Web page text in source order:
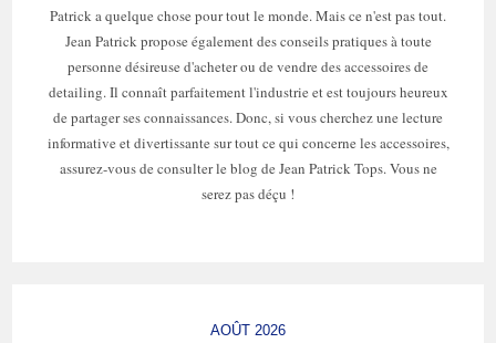
Patrick a quelque chose pour tout le monde. Mais ce n'est pas tout.
Jean Patrick propose également des conseils pratiques à toute
personne désireuse d'acheter ou de vendre des accessoires de
detailing. Il connaît parfaitement l'industrie et est toujours heureux
de partager ses connaissances. Donc, si vous cherchez une lecture
informative et divertissante sur tout ce qui concerne les accessoires,
assurez-vous de consulter le blog de Jean Patrick Tops. Vous ne
serez pas déçu !
AOÛT 2026